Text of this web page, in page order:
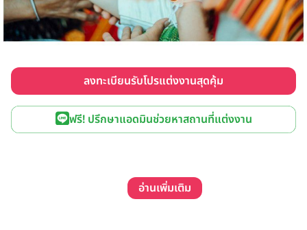
ลงทะเบียนรับโปรแต่งงานสุดคุ้ม
ฟรี! ปรึกษาแอดมินช่วยหาสถานที่แต่งงาน
อ่านเพิ่มเติม